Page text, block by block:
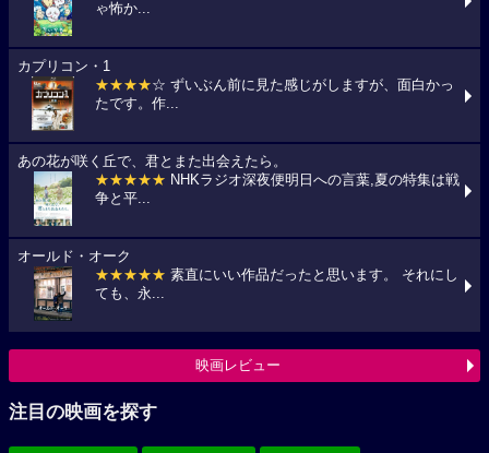
ゃ怖か...
カプリコン・1
★★★★☆ ずいぶん前に見た感じがしますが、面白かっ
たです。作...
あの花が咲く丘で、君とまた出会えたら。
★★★★★ NHKラジオ深夜便明日への言葉,夏の特集は戦
争と平...
オールド・オーク
★★★★★ 素直にいい作品だったと思います。 それにし
ても、永...
映画レビュー
注目の映画を探す